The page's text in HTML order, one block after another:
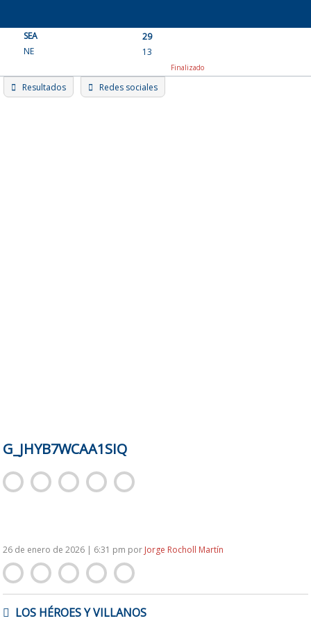
content
SEA
29
NE
13
Finalizado
Resultados Redes sociales
G_JHYB7WCAA1SIQ
26 de enero de 2026 | 6:31 pm por Jorge Rocholl Martín
NAVEGACIÓN
DELOS HÉROES Y VILLANOS